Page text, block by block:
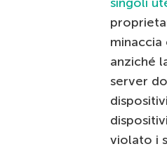
anziché
server
violato i